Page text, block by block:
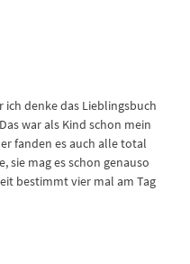
denke das Lieblingsbuch
war als Kind schon mein
fanden es auch alle total
sie mag es schon genauso
bestimmt vier mal am Tag